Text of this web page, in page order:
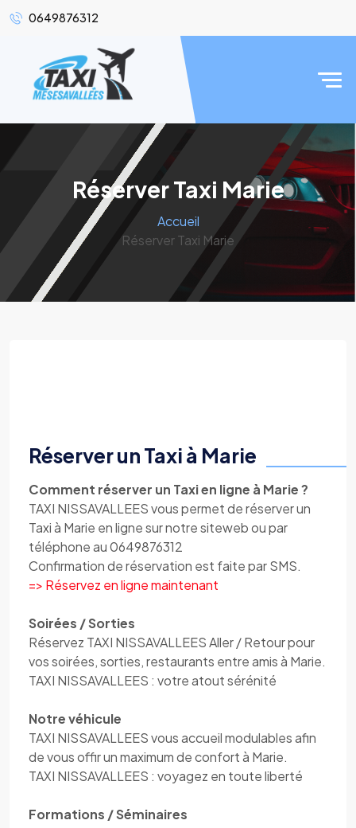
0649876312
Réserver Taxi Marie
Accueil
Réserver Taxi Marie
Réserver un Taxi à Marie
Comment réserver un Taxi en ligne à Marie ?
TAXI NISSAVALLEES vous permet de réserver un
Taxi à Marie en ligne sur notre siteweb ou par
téléphone au 0649876312
Confirmation de réservation est faite par SMS.
=> Réservez en ligne maintenant
Soirées / Sorties
Réservez TAXI NISSAVALLEES Aller / Retour pour
vos soirées, sorties, restaurants entre amis à Marie.
TAXI NISSAVALLEES : votre atout sérénité
Notre véhicule
TAXI NISSAVALLEES vous accueil modulables afin
de vous offir un maximum de confort à Marie.
TAXI NISSAVALLEES : voyagez en toute liberté
Formations / Séminaires